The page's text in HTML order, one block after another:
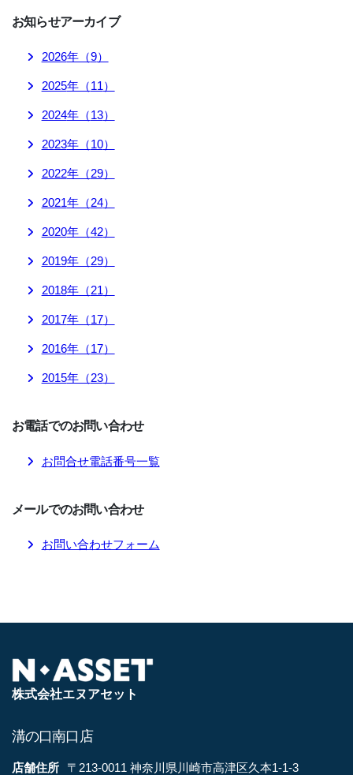
お知らせアーカイブ
2026年（9）
2025年（11）
2024年（13）
2023年（10）
2022年（29）
2021年（24）
2020年（42）
2019年（29）
2018年（21）
2017年（17）
2016年（17）
2015年（23）
お電話でのお問い合わせ
お問合せ電話番号一覧
メールでのお問い合わせ
お問い合わせフォーム
株式会社エヌアセット
溝の口南口店
店舗住所
〒213-0011 神奈川県川崎市高津区久本1-1-3